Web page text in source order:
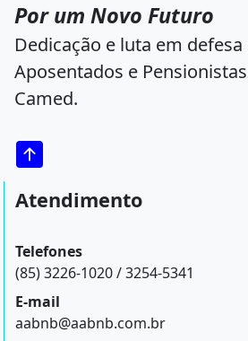
Por um Novo Futuro
Dedicação e luta em
Aposentados e
Camed.
Atendimento
Telefones
(85) 3226-1020 / 3254-5341
E-mail
aabnb@aabnb.com.br